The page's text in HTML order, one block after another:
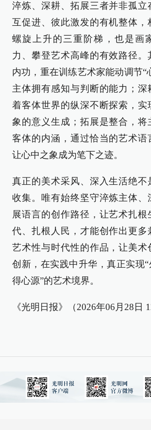
淬炼、深耕、拓展三者并非孤立
互促进、彼此激发的有机整体，
螺旋上升的三重阶梯，也是画
力、攀登艺术高峰的有效路径。
内功，重在训练艺术家能动调节“
主体拥有感知与判断的能力；深
着客体世界的纵深不断探索，实
象的意义生成；拓展是整合，将
客体的内涵，通过恰当的艺术语
让心中之象成为笔下之迹。
真正的美术采风、深入生活绝不
收集。唯有始终坚守淬炼主体、
展语言的创作路径，让艺术扎根
代、扎根人民，才能创作出更多
艺术性与时代性的作品，让美术
创新，在实践中升华，真正实现
得心源”的艺术境界。
《光明日报》（2026年06月28日